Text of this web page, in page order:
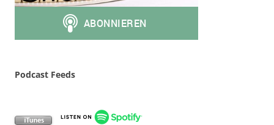
Podcast Feeds